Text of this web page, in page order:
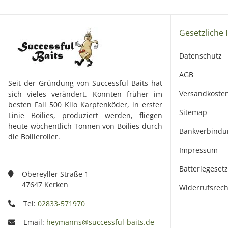
Seit der Gründung von Successful Baits hat
sich vieles verändert. Konnten früher im
besten Fall 500 Kilo Karpfenköder, in erster
Linie Boilies, produziert werden, fliegen
heute wöchentlich Tonnen von Boilies durch
die Boilieroller.
Obereyller Straße 1
47647 Kerken
Tel: 02833-571970
Email: heymanns@successful-baits.de
Gesetzliche
Datenschutz
AGB
Sitemap
Impressum